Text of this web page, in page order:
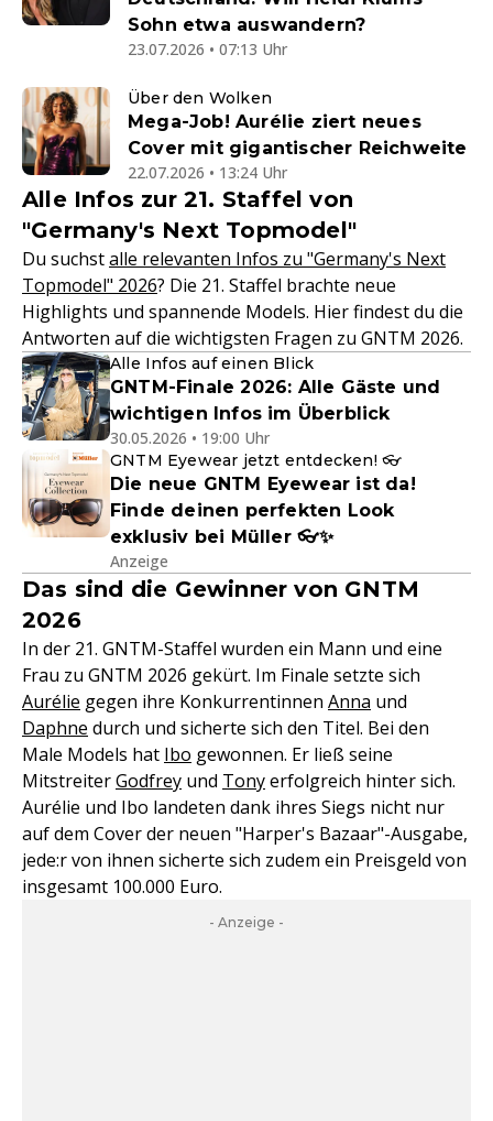
Sohn etwa auswandern?
23.07.2026 • 07:13 Uhr
Über den Wolken
Mega-Job! Aurélie ziert neues
Cover mit gigantischer Reichweite
22.07.2026 • 13:24 Uhr
Alle Infos zur 21. Staffel von
"Germany's Next Topmodel"
Du suchstalle relevanten Infos zu "Germany's Next
Topmodel" 2026? Die 21. Staffel brachte neue
Highlights und spannende Models. Hier findest du die
Antworten auf die wichtigsten Fragen zu GNTM 2026.
Alle Infos auf einen Blick
GNTM-Finale 2026: Alle Gäste und
wichtigen Infos im Überblick
30.05.2026 • 19:00 Uhr
GNTM Eyewear jetzt entdecken! 👓
Die neue GNTM Eyewear ist da!
Finde deinen perfekten Look
exklusiv bei Müller 👓✨
Anzeige
Das sind die Gewinner von GNTM
2026
In der 21. GNTM-Staffel wurden ein Mann und eine
Frau zu GNTM 2026 gekürt. Im Finale setzte sich
Aurélie gegen ihre Konkurrentinnen Anna und
Daphne durch und sicherte sich den Titel. Bei den
Male Models hat Ibo gewonnen. Er ließ seine
MitstreiterGodfrey und Tonyerfolgreich hinter sich.
Aurélie und Ibo landeten dank ihres Siegs nicht nur
auf dem Cover der neuen "Harper's Bazaar"-Ausgabe,
jede:r von ihnen sicherte sich zudem ein Preisgeld von
insgesamt 100.000 Euro.
- Anzeige -